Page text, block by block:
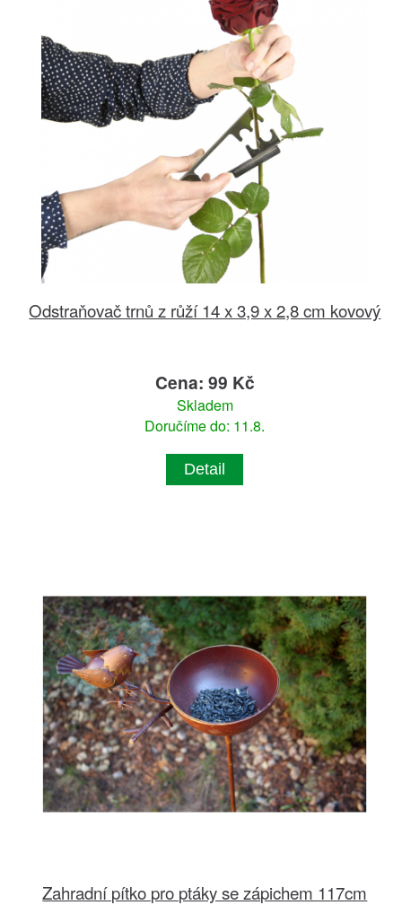
Odstraňovač trnů z růží 14 x 3,9 x 2,8 cm kovový
Cena: 99 Kč
Skladem
Doručíme do: 11.8.
Detail
Zahradní pítko pro ptáky se zápichem 117cm